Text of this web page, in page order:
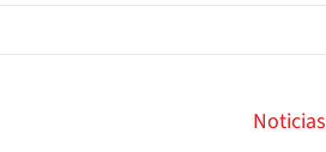
Noticias